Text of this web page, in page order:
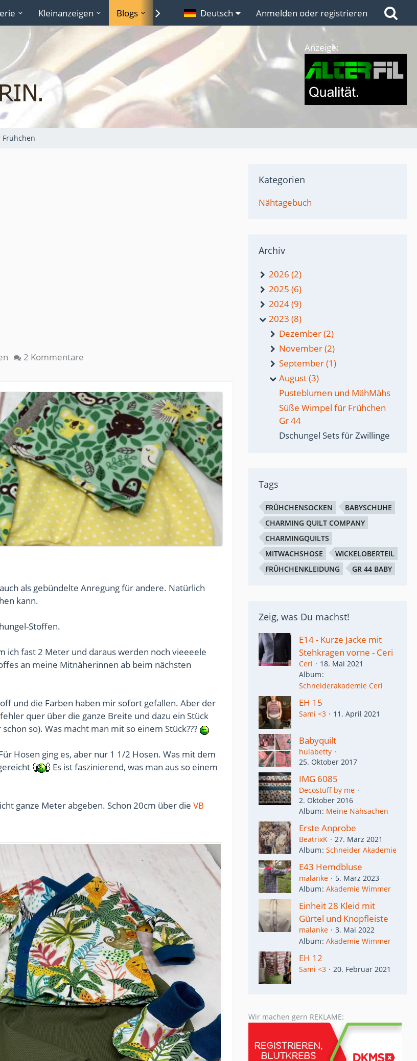
Kleinanzeigen Blogs Lexikon Links
Deutsch Anmelden oder registrieren
Anzeige:
2 Kommentare
als gebündelte Anregung für andere. Natürlich
kann.
Stoffen.
ich fast 2 Meter und daraus werden noch vieeeele
an meine Mitnäherinnen ab beim nächsten
und die Farben haben mir sofort gefallen. Aber der
quer über die ganze Breite und dazu ein Stück
so). Was macht man mit so einem Stück???
Hosen ging es, aber nur 1 1/2 Hosen. Was mit dem
Es ist faszinierend, was man aus so einem
ganze Meter abgeben. Schon 20cm über die VB
Kategorien
Nähtagebuch
Archiv
2026 (2)
2025 (6)
2024 (9)
2023 (8)
Dezember (2)
November (2)
September (1)
August (3)
Pusteblumen und MähMähs
Süße Wimpel für Frühchen
Gr 44
Dschungel Sets für Zwillinge
Tags
FRÜHCHENSOCKEN
BABYSCHUHE
CHARMING QUILT COMPANY
CHARMINGQUILTS
MITWACHSHOSE
WICKELOBERTEIL
FRÜHCHENKLEIDUNG
GR 44 BABY
Zeig, was Du machst!
E14 - Kurze Jacke mit
Stehkragen vorne - Ceri
Ceri
18. Mai 2021
Album
Schneiderakademie Ceri
EH 15
Sami <3 11. April 2021
Babyquilt
hulabetty
25. Oktober 2017
IMG 6085
Decostuff by me
2. Oktober 2016
Album Meine Nähsachen
Erste Anprobe
BeatrixK
27. März 2021
Album Schneider Akademie
E43 Hemdbluse
malanke
5. März 2023
Album Akademie Wimmer
Einheit 28 Kleid mit
Gürtel und Knopfleiste
malanke
3. Mai 2022
Album Akademie Wimmer
EH 12
Sami <3 20. Februar 2021
Wir machen gern REKLAME: